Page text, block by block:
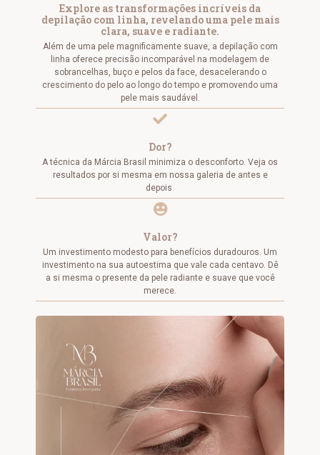
Explore as transformações incríveis da
depilação com linha, revelando uma pele mais
clara, suave e radiante.
Além de uma pele magnificamente suave, a depilação com
linha oferece precisão incomparável na modelagem de
sobrancelhas, buço e pelos da face, desacelerando o
crescimento do pelo ao longo do tempo e promovendo uma
pele mais saudável.
Dor?
A técnica da Márcia Brasil minimiza o desconforto. Veja os
resultados por si mesma em nossa galeria de antes e
depois.
Valor?
Um investimento modesto para benefícios duradouros. Um
investimento na sua autoestima que vale cada centavo. Dê
a si mesma o presente da pele radiante e suave que você
merece.